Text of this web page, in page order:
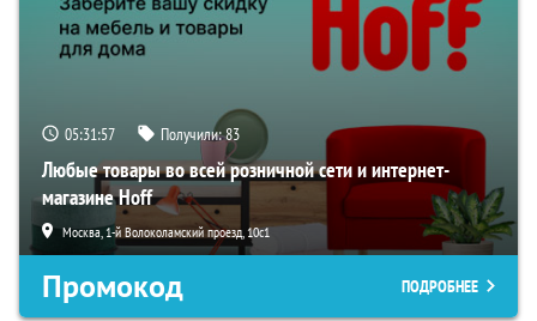
05:31:56 Получили:83
Любые товары во всей розничной сети и интернет-
магазине Hoff
Москва, 1-й Волоколамский проезд, 10с1
Промокод ПОДРОБНЕЕ